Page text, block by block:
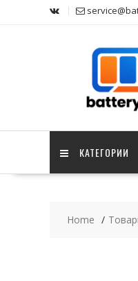
КАТЕГОРИИ
Home